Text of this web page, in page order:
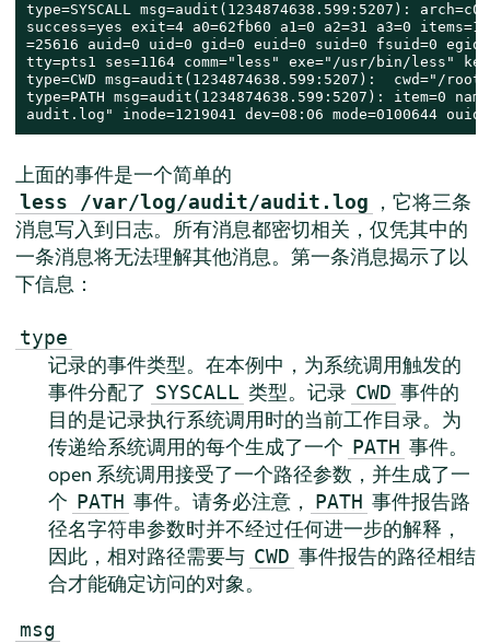
type=SYSCALL msg=audit(1234874638.599:5207):
success=yes exit=4 a0=62fb60 a1=0 a2=31 a3=0
=25616 auid=0 uid=0 gid=0 euid=0 suid=0 fsuid=0
tty=pts1 ses=1164 comm="less" exe="/usr/bin/less"
type=CWD msg=audit(1234874638.599:5207):  cwd="/root"
type=PATH msg=audit(1234874638.599:5207): item=0
audit.log" inode=1219041 dev=08:06 mode=0100644
上面的事件是一个简单的
less /var/log/audit/audit.log
，它将三条
消息写入到日志。所有消息都密切相关，仅凭其中的
一条消息将无法理解其他消息。第一条消息揭示了以
下信息：
type
记录的事件类型。在本例中，为系统调用触发的
事件分配了 SYSCALL 类型。记录 CWD 事件的
目的是记录执行系统调用时的当前工作目录。为
传递给系统调用的每个生成了一个 PATH 事件。
open 系统调用接受了一个路径参数，并生成了一
个 PATH 事件。请务必注意， PATH 事件报告路
径名字符串参数时并不经过任何进一步的解释，
因此，相对路径需要与 CWD 事件报告的路径相结
合才能确定访问的对象。
msg